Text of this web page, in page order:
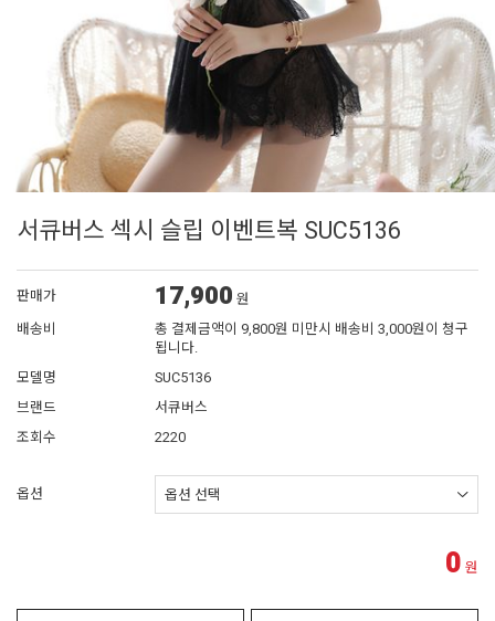
서큐버스 섹시 슬립 이벤트복 SUC5136
판매가 17,900 원
배송비
총 결제금액이 9,800원 미만시 배송비 3,000원이 청구
됩니다.
모델명
SUC5136
브랜드
서큐버스
조회수
2220
옵션
0 원